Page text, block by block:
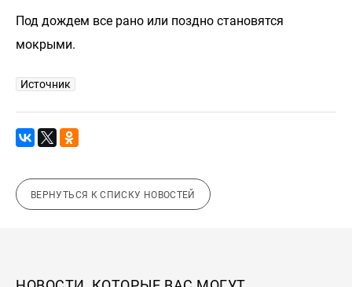
Под дождем все рано или поздно становятся
мокрыми.
Источник
ВЕРНУТЬСЯ К СПИСКУ НОВОСТЕЙ